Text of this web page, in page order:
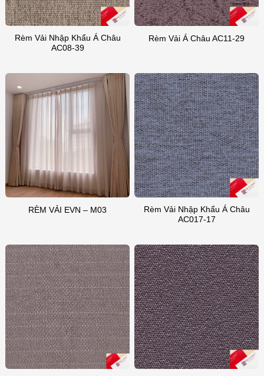
Rèm Vải Nhập Khẩu Á Châu
AC08-39
Rèm Vải Á Châu AC11-29
RÈM VẢI EVN – M03
Rèm Vải Nhập Khẩu Á Châu
AC017-17